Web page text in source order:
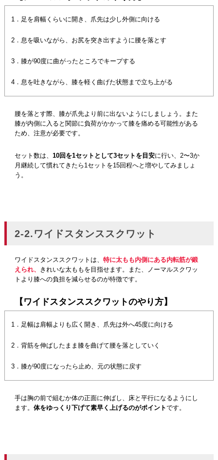
1．足を肩幅くらいに開き、爪先は少し外側に向ける
2．息を吸いながら、お尻を突き出すように腰を落とす
3．膝が90度に曲がったところでキープする
4．息を吐きながら、膝を軽く曲げた状態まで立ち上がる
腰を落とす際、膝が爪先より前に出ないようにしましょう。また
膝が内側に入ると関節に負荷がかかって膝を痛める可能性がある
ため、注意が必要です。
セット数は、10回を1セットとして3セットを目安に行い、2〜3か
月継続して慣れてきたら1セットを15回程へと増やしてみましょ
う。
2-2.ワイドスタンススクワット
ワイドスタンススクワットは、特に太もも内側にある内転筋が鍛
えられ、
きれいな太ももを目指せます。また、ノーマルスクワッ
トより膝への負担を減らせるのが特徴です。
【ワイドスタンススクワットのやり方】
1．足幅は肩幅よりも広く開き、爪先は外へ45度に向ける
2．背筋を伸ばしたまま膝を曲げて腰を落としていく
3．膝が90度になったら止め、元の状態に戻す
手は胸の前で組むか体の正面に伸ばし、床と平行になるようにし
ます。体をゆっくり下げて素早く上げるのがポイントです。